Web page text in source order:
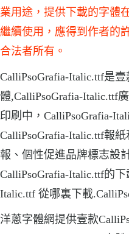
業用途，提供下載的字體
繼續使用，應得到作者的
合法者所有。
CalliPsoGrafia-Italic.ttf是
體,CalliPsoGrafia-Italic.ttf
印刷中，CalliPsoGrafia-
CalliPsoGrafia-Italic.ttf報
報、個性促進品牌標志設
CalliPsoGrafia-Italic.ttf的
Italic.ttf 從哪裏下載
洋蔥字體網提供壹款